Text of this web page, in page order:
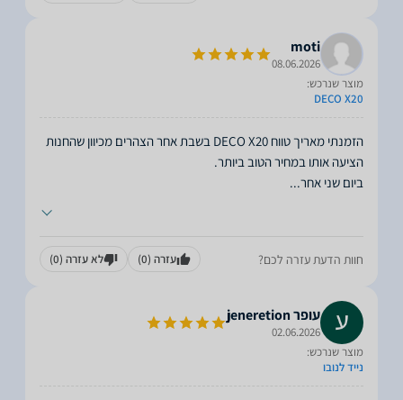
moti
08.06.2026
מוצר שנרכש:
DECO X20
הזמנתי מאריך טווח DECO X20 בשבת אחר הצהרים מכיוון שהחנות
ביום שני אחר...
חוות הדעת עזרה לכם? עזרה (0) לא עזרה (0)
עופר jeneretion
02.06.2026
מוצר שנרכש:
נייד לנובו